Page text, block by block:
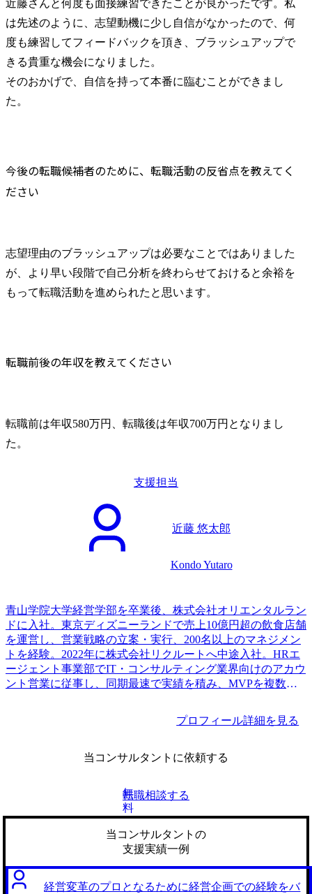
近藤さんと何度も面接練習できたことが良かったです。私
は先述のように、志望動機に少し自信がなかったので、何
度も練習してフィードバックを頂き、ブラッシュアップで
きる貴重な機会になりました。
そのおかげで、自信を持って本番に臨むことができまし
た。
今後の転職候補者のために、転職活動の反省点を教えてく
ださい
志望理由のブラッシュアップは必要なことではありました
が、より早い段階で自己分析を終わらせておけると余裕を
もって転職活動を進められたと思います。
転職前後の年収を教えてください
転職前は年収580万円、転職後は年収700万円となりまし
た。
支援担当
近藤 悠太郎
Kondo Yutaro
青山学院大学経営学部を卒業後、株式会社オリエンタルラン
ドに入社。東京ディズニーランドで売上10億円超の飲食店舗
を運営し、営業戦略の立案・実行、200名以上のマネジメン
トを経験。2022年に株式会社リクルートへ中途入社。HRエ
ージェント事業部でIT・コンサルティング業界向けのアカウ
ント営業に従事し、同期最速で実績を積み、MVPを複数回
プロフィール詳細を見る
当コンサルタントに依頼する
無
料
転職相談する
当コンサルタントの
支援実績一例
経営変革のプロとなるために経営企画での経験をバ